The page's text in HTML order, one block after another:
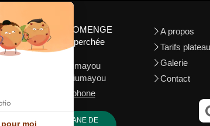
LA CABANE DE DOMENGE
Location cabane perchée
6,chemin de Riumayou
Fichous-Riumayou
Afficher le téléphone
Contacter LA CABANE DE
A propos
Tarifs
Galerie
Contact